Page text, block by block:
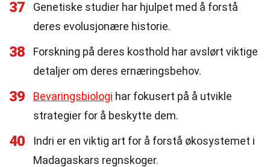
37
Genetiske studier har hjulpet med å forstå
deres evolusjonære historie.
38
Forskning på deres kosthold har avslørt viktige
detaljer om deres ernæringsbehov.
39 Bevaringsbiologi har fokusert på å utvikle
strategier for å beskytte dem.
40
Indri er en viktig art for å forstå økosystemet i
Madagaskars regnskoger.